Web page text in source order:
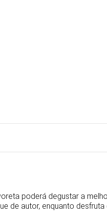
poderá degustar a
de autor, enquanto desfruta